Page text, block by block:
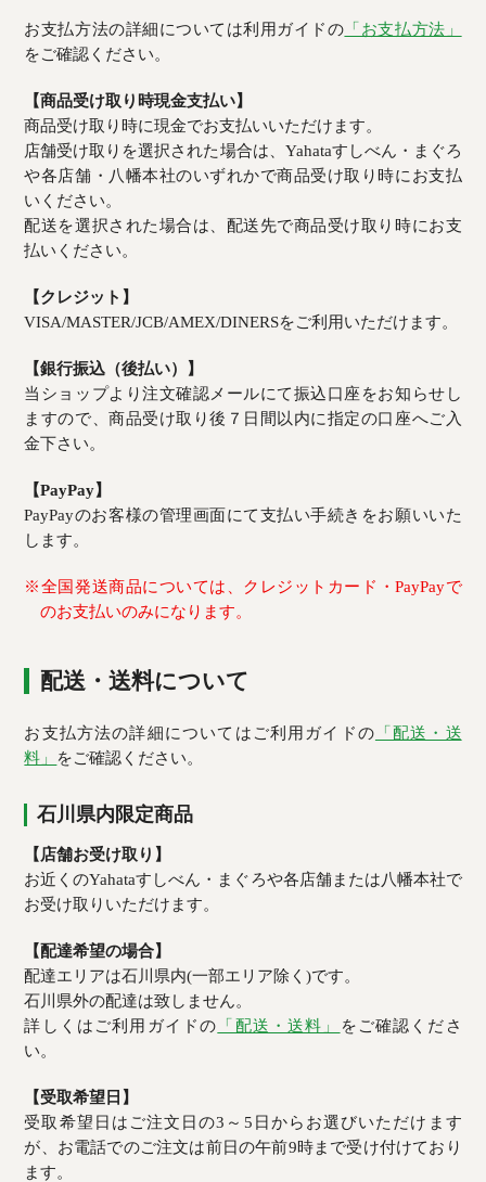
お支払方法の詳細については利用ガイドの 「お支払方法」
をご確認ください。
【商品受け取り時現金支払い】
商品受け取り時に現金でお支払いいただけます。
店舗受け取りを選択された場合は、Yahataすしべん・まぐろ
や各店舗・八幡本社のいずれかで商品受け取り時にお支払
いください。
配送を選択された場合は、配送先で商品受け取り時にお支
払いください。
【クレジット】
VISA/MASTER/JCB/AMEX/DINERSをご利用いただけます。
【銀行振込（後払い）】
当ショップより注文確認メールにて振込口座をお知らせし
ますので、商品受け取り後７日間以内に指定の口座へご入
金下さい。
【PayPay】
PayPayのお客様の管理画面にて支払い手続きをお願いいた
します。
※全国発送商品については、クレジットカード・PayPayで
のお支払いのみになります。
配送・送料について
お支払方法の詳細についてはご利用ガイドの 「配送・送
料」 をご確認ください。
石川県内限定商品
【店舗お受け取り】
お近くのYahataすしべん・まぐろや各店舗または八幡本社で
お受け取りいただけます。
【配達希望の場合】
配達エリアは石川県内(一部エリア除く)です。
石川県外の配達は致しません。
詳しくはご利用ガイドの 「配送・送料」
をご確認くださ
い。
【受取希望日】
受取希望日はご注文日の3～5日からお選びいただけます
が、お電話でのご注文は前日の午前9時まで受け付けており
ます。